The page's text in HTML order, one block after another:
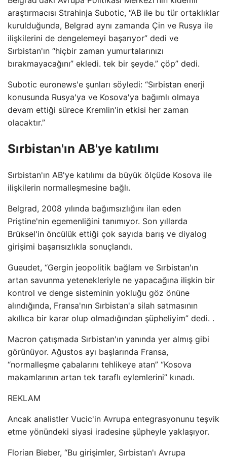
araştırmacısı Strahinja Subotic, “AB ile bu tür ortaklıklar
kurulduğunda, Belgrad aynı zamanda Çin ve Rusya ile
ilişkilerini de dengelemeyi başarıyor” dedi ve
Sırbistan'ın “hiçbir zaman yumurtalarınızı
bırakmayacağını” ekledi. tek bir şeyde.” çöp” dedi.
Subotic euronews'e şunları söyledi: “Sırbistan enerji
konusunda Rusya'ya ve Kosova'ya bağımlı olmaya
devam ettiği sürece Kremlin'in etkisi her zaman
olacaktır.”
Sırbistan'ın AB'ye katılımı
Sırbistan'ın AB'ye katılımı da büyük ölçüde Kosova ile
ilişkilerin normalleşmesine bağlı.
Belgrad, 2008 yılında bağımsızlığını ilan eden
Priştine'nin egemenliğini tanımıyor. Son yıllarda
Brüksel'in öncülük ettiği çok sayıda barış ve diyalog
girişimi başarısızlıkla sonuçlandı.
Gueudet, “Gergin jeopolitik bağlam ve Sırbistan'ın
artan savunma yetenekleriyle ne yapacağına ilişkin bir
kontrol ve denge sisteminin yokluğu göz önüne
alındığında, Fransa'nın Sırbistan'a silah satmasının
akıllıca bir karar olup olmadığından şüpheliyim” dedi. .
Macron çatışmada Sırbistan'ın yanında yer almış gibi
görünüyor. Ağustos ayı başlarında Fransa,
“normalleşme çabalarını tehlikeye atan” “Kosova
makamlarının artan tek taraflı eylemlerini” kınadı.
REKLAM
Ancak analistler Vucic'in Avrupa entegrasyonunu teşvik
etme yönündeki siyasi iradesine şüpheyle yaklaşıyor.
Florian Bieber, “Bu girişimler, Sırbistan'ı Avrupa